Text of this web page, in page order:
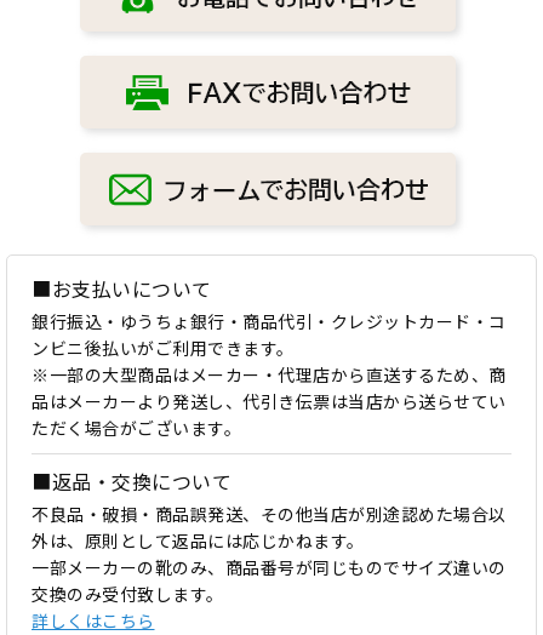
■お支払いについて
銀行振込・ゆうちょ銀行・商品代引・クレジットカード・コ
ンビニ後払いがご利用できます。
※一部の大型商品はメーカー・代理店から直送するため、商
品はメーカーより発送し、代引き伝票は当店から送らせてい
ただく場合がございます。
■返品・交換について
不良品・破損・商品誤発送、その他当店が別途認めた場合以
外は、原則として返品には応じかねます。
一部メーカーの靴のみ、商品番号が同じものでサイズ違いの
交換のみ受付致します。
詳しくはこちら